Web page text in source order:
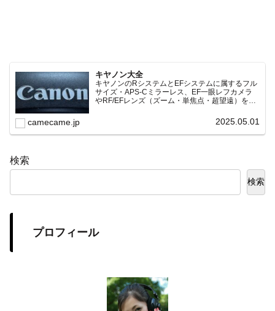
キヤノン大全
キヤノンのRシステムとEFシステムに属するフル
サイズ・APS-Cミラーレス、EF一眼レフカメラ
やRF/EFレンズ（ズーム・単焦点・超望遠）をカ
常に機種の内部リンク設計で回遊性向上と快適表
camecame.jp 2025.05.01
検索
検索
プロフィール